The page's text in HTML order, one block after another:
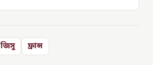
জিসু ফ্রান্স